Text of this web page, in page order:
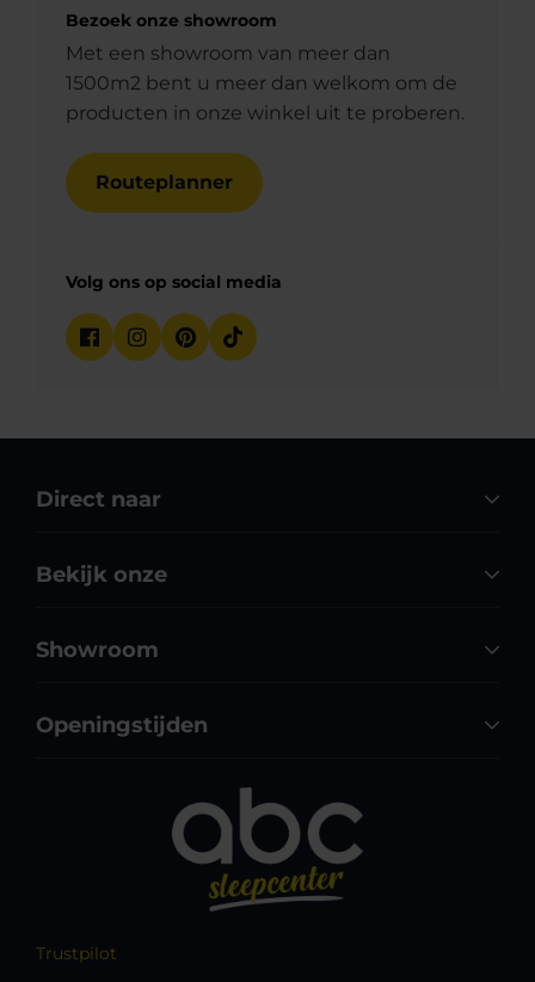
Bezoek onze showroom
Met een showroom van meer dan
1500m2 bent u meer dan welkom om de
producten in onze winkel uit te proberen.
Routeplanner
Volg ons op social media
Direct naar
Bekijk onze
Showroom
Openingstijden
Trustpilot